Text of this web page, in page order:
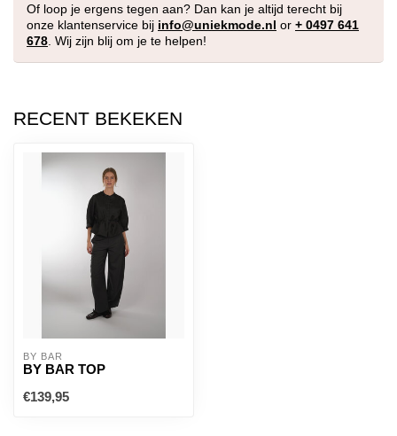
Of loop je ergens tegen aan? Dan kan je altijd terecht bij
onze klantenservice bij info@uniekmode.nl or + 0497 641
678. Wij zijn blij om je te helpen!
RECENT BEKEKEN
BY BAR
BY BAR TOP
€139,95